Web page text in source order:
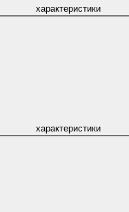
характеристики
характеристики